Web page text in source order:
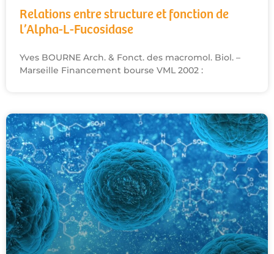
Relations entre structure et fonction de
l’Alpha-L-Fucosidase
Yves BOURNE Arch. & Fonct. des macromol. Biol. –
Marseille Financement bourse VML 2002 :